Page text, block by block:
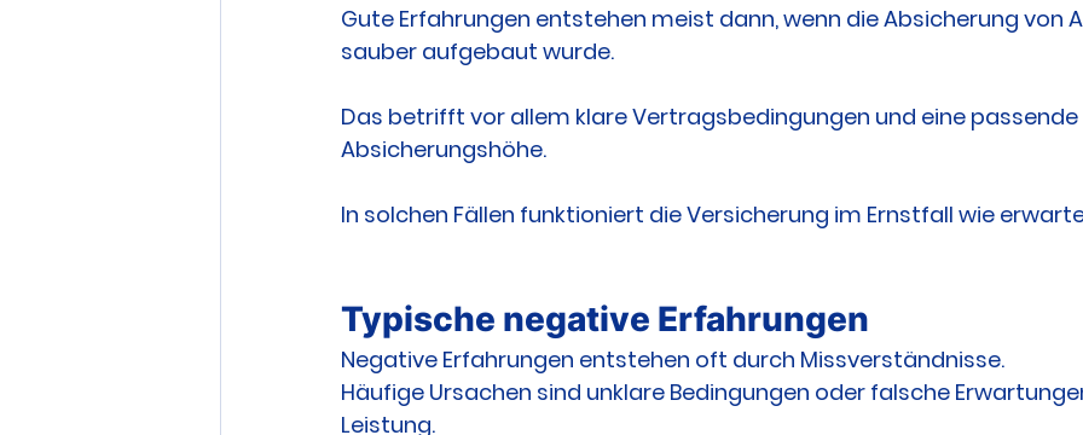
Gute Erfahrungen entstehen meist dann, wenn die Absicherung von
sauber aufgebaut wurde.
Das betrifft vor allem klare Vertragsbedingungen und eine passende
Absicherungshöhe.
In solchen Fällen funktioniert die Versicherung im Ernstfall wie
Typische negative Erfahrungen
Negative Erfahrungen entstehen oft durch Missverständnisse.
Häufige Ursachen sind unklare Bedingungen oder falsche
Leistung.